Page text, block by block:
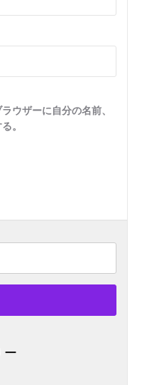
ウザーに自分の名前、
。
ー